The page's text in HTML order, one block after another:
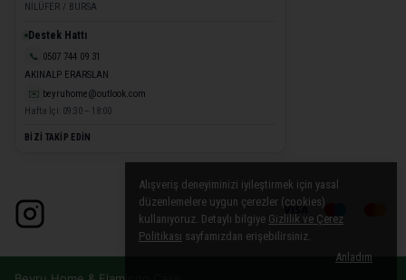
Alışveriş deneyiminizi iyileştirmek için yasal
düzenlemelere uygun çerezler (cookies)
kullanıyoruz. Detaylı bilgiye Gizlilik ve Çerez
Politikası sayfamızdan erişebilirsiniz.
Anladım
NİLÜFER / BURSA
Destek Hattı
📞 0507 744 09 31
AKINALP ERARSLAN
✉️ beyruhome@outlook.com
Hafta İçi: 09:30 – 18:00
BİZİ TAKİP EDİN